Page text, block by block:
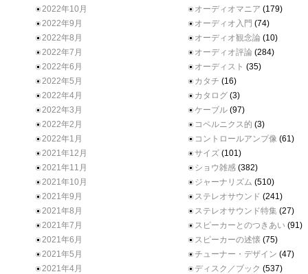
2022年10月
2022年9月
2022年8月
2022年7月
2022年6月
2022年5月
2022年4月
2022年3月
2022年2月
2022年1月
2021年12月
2021年11月
2021年10月
2021年9月
2021年8月
2021年7月
2021年6月
2021年5月
2021年4月
オーディオマニア (179)
オーディオ入門 (74)
オーディオ観念論 (10)
オーディオ評論 (284)
オーディスト (35)
カタチ (16)
カタログ (3)
ケーブル (97)
コペルニクス的 (3)
コントロールアンプ像 (61)
サイズ (101)
ショウ雑感 (382)
ジャーナリズム (510)
ステレオサウンド (241)
ステレオサウンド特集 (27)
スピーカーとのつきあい (91)
スピーカーの述懐 (75)
チューナー・デザイン (47)
ディスク／ブック (537)